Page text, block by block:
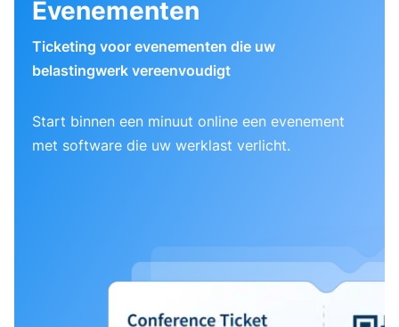
Evenementen
Ticketing voor evenementen die uw
belastingwerk vereenvoudigt
Start binnen een minuut online een evenement
met software die uw werklast verlicht.